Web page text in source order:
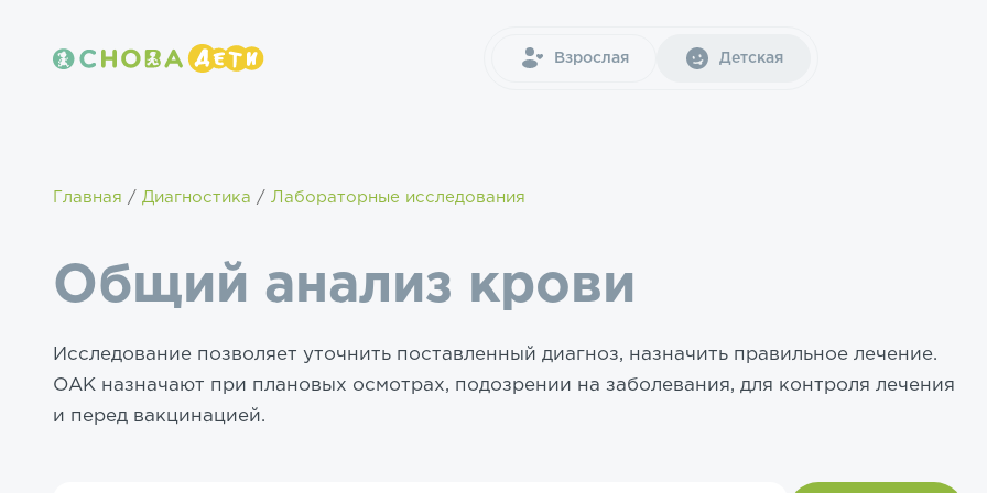
Взрослая Детская
Главная Диагностика Лабораторные исследования
Общий анализ крови
Исследование позволяет уточнить поставленный диагноз, назначить правильное лечение.
ОАК назначают при плановых осмотрах, подозрении на заболевания, для контроля лечения
и перед вакцинацией.